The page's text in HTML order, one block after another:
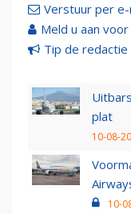
Verstuur per e-
Meld u aan
Tip de redactie
plat
10-08-
10-